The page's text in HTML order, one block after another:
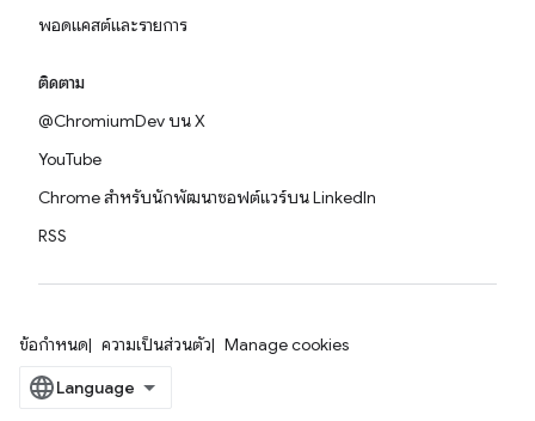
พอดแคสต์และรายการ
ติดตาม
@ChromiumDev บน X
YouTube
Chrome สำหรับนักพัฒนาซอฟต์แวร์บน LinkedIn
RSS
ข้อกำหนด ความเป็นส่วนตัว Manage cookies